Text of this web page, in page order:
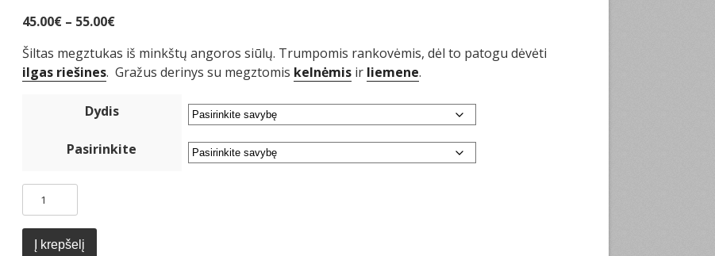
45.00€– 55.00€
Šiltas megztukas iš minkštų angoros siūlų. Trumpomis rankovėmis, dėl to patogu dėvėti
ilgas riešines. Gražus derinys su megztomis kelnėmisir liemene.
Dydis
Pasirinkite
kiekis:
Trumpas
megztukas
Į krepšelį